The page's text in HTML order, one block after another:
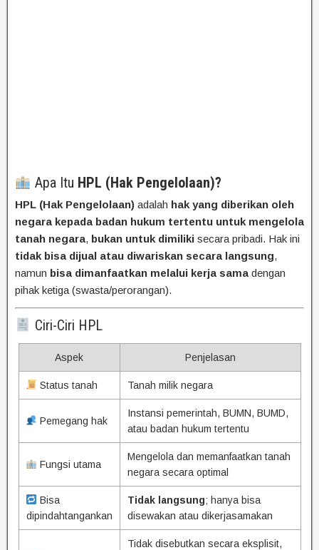
Apa Itu HPL (Hak Pengelolaan)?
HPL (Hak Pengelolaan) adalah hak yang diberikan oleh
negara kepada badan hukum tertentu untuk mengelola
tanah negara, bukan untuk dimiliki secara pribadi. Hak ini
tidak bisa dijual atau diwariskan secara langsung,
namun bisa dimanfaatkan melalui kerja sama dengan
pihak ketiga (swasta/perorangan).
Ciri-Ciri HPL
Aspek Penjelasan
Status tanah Tanah milik negara
Pemegang hak
Instansi pemerintah, BUMN, BUMD,
atau badan hukum tertentu
Fungsi utama
Mengelola dan memanfaatkan tanah
negara secara optimal
Bisa
dipindahtangankan
Tidak langsung; hanya bisa
disewakan atau dikerjasamakan
Tidak disebutkan secara eksplisit,